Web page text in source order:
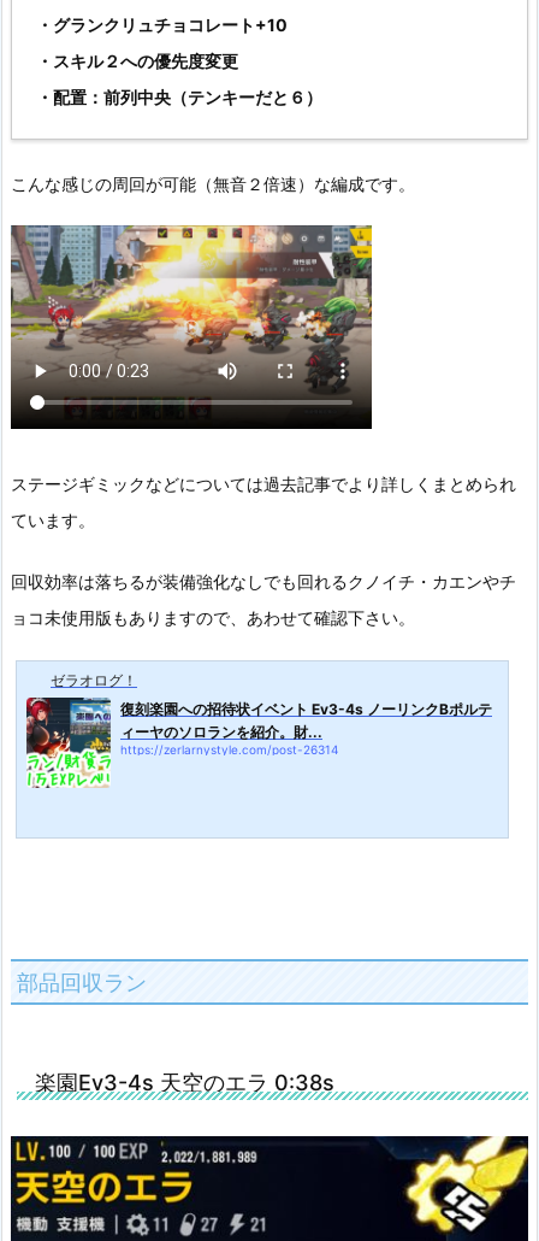
・グランクリュチョコレート+10
・スキル２への優先度変更
・配置：前列中央（テンキーだと６）
こんな感じの周回が可能（無音２倍速）な編成です。
ステージギミックなどについては過去記事でより詳しくまとめられ
ています。
回収効率は落ちるが装備強化なしでも回れるクノイチ・カエンやチ
ョコ未使用版もありますので、あわせて確認下さい。
ゼラオログ！
復刻楽園への招待状イベント Ev3-4s ノーリンクBポルテ
ィーヤのソロランを紹介。財...
https://zerlarnystyle.com/post-26314
部品回収ラン
楽園Ev3-4s 天空のエラ 0:38s